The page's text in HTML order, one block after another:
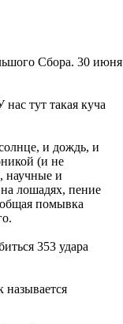
Сбора. 30 июня
тут такая куча
и дождь, и
(и не
научные и
лошадях, пение
помывка
353 удара
называется